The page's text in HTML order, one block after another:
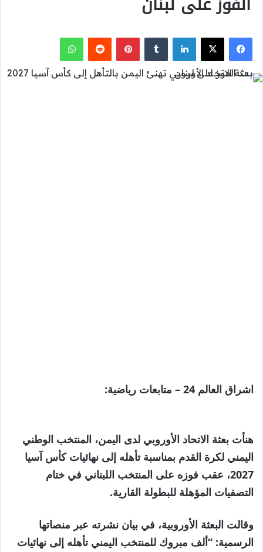
فيسبوك
‫X لينكدإن بينتيريست واتساب
اشراق العالم 24 – متابعات رياضية:
هنأت بعثة الاتحاد الأوروبي لدى اليمن، المنتخب الوطني
اليمني لكرة القدم بمناسبة تأهله إلى نهائيات كأس آسيا
2027، عقب فوزه على المنتخب اللبناني في ختام
التصفيات المؤهلة للبطولة القارية.
وقالت البعثة الأوروبية، في بيان نشرته عبر منصاتها
الرسمية: “ألف مبروك للمنتخب اليمني تأهله إلى نهائيات